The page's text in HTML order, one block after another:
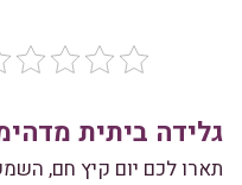
גלידה ביתית
תארו לכם יום קיץ חם,